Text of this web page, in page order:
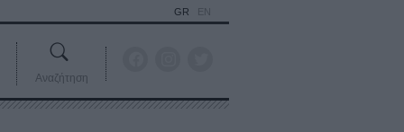
GR EN
Αναζήτηση